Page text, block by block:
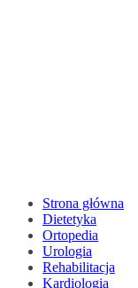
Strona główna
Dietetyka
Ortopedia
Urologia
Rehabilitacja
Kardiologia